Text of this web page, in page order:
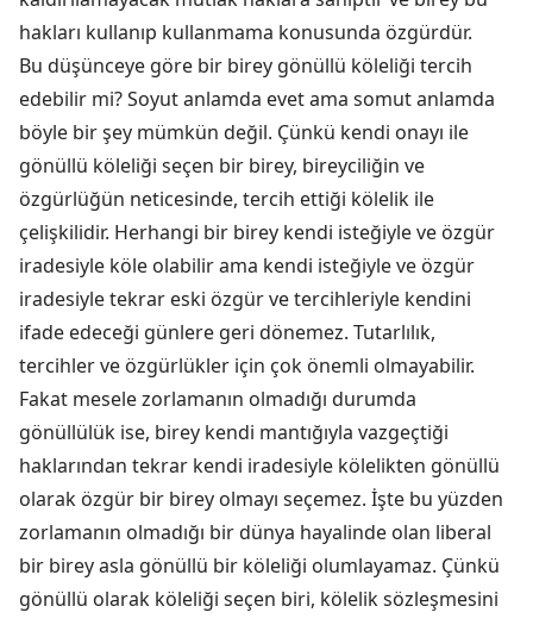
hakları kullanıp kullanmama konusunda özgürdür.
Bu düşünceye göre bir birey gönüllü köleliği tercih
edebilir mi? Soyut anlamda evet ama somut anlamda
böyle bir şey mümkün değil. Çünkü kendi onayı ile
gönüllü köleliği seçen bir birey, bireyciliğin ve
özgürlüğün neticesinde, tercih ettiği kölelik ile
çelişkilidir. Herhangi bir birey kendi isteğiyle ve özgür
iradesiyle köle olabilir ama kendi isteğiyle ve özgür
iradesiyle tekrar eski özgür ve tercihleriyle kendini
ifade edeceği günlere geri dönemez. Tutarlılık,
tercihler ve özgürlükler için çok önemli olmayabilir.
Fakat mesele zorlamanın olmadığı durumda
gönüllülük ise, birey kendi mantığıyla vazgeçtiği
haklarından tekrar kendi iradesiyle kölelikten gönüllü
olarak özgür bir birey olmayı seçemez. İşte bu yüzden
zorlamanın olmadığı bir dünya hayalinde olan liberal
bir birey asla gönüllü bir köleliği olumlayamaz. Çünkü
gönüllü olarak köleliği seçen biri, kölelik sözleşmesini